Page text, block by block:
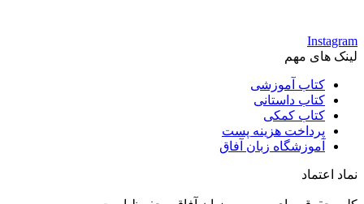
Instagram
لینک های مهم
کتاب آموزشی
کتاب داستانی
کتاب کمکی
پرداخت هزینه پست
آموزشگاه زبان آفاق
نماد اعتماد